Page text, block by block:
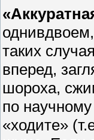
таких
вперед,
шороха,
по
«ходите»